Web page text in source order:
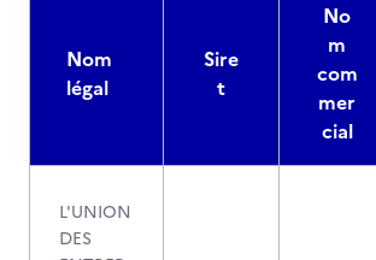
Nom
légal
Sire
t
No
m
com
mer
cial
L'UNION
DES